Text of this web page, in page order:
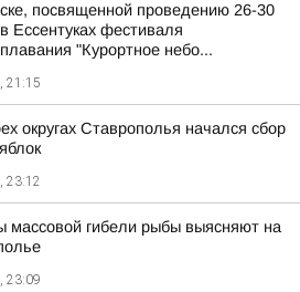
посвященной проведению 26-30
Ессентуках фестиваля
"Курортное небо...
21:15
округах Ставрополья начался сбор
23:12
массовой гибели рыбы выясняют на
23:09